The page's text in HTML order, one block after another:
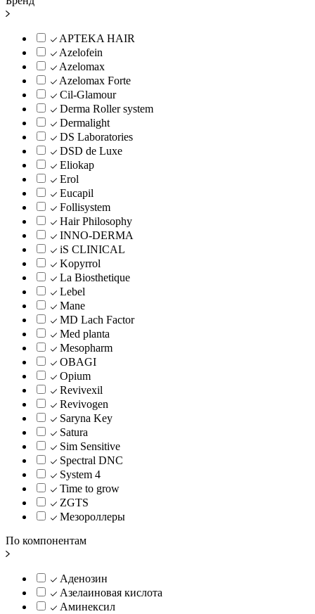
APTEKA HAIR
Azelofein
Azelomax
Azelomax Forte
Cil-Glamour
Derma Roller system
Dermalight
DS Laboratories
DSD de Luxe
Eliokap
Erol
Eucapil
Follisystem
Hair Philosophy
INNO-DERMA
iS CLINICAL
Kopyrrol
La Biosthetique
Lebel
Mane
MD Lach Factor
Med planta
Mesopharm
OBAGI
Opium
Revivexil
Revivogen
Saryna Key
Satura
Sim Sensitive
Spectral DNC
System 4
Time to grow
ZGTS
Мезороллеры
По компонентам
Аденозин
Азелаиновая кислота
Аминексил